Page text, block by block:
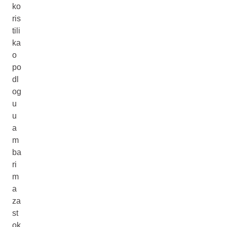
ko
ris
tili
ka
o
po
dl
og
u
u
a
m
ba
ri
m
a
za
st
ok